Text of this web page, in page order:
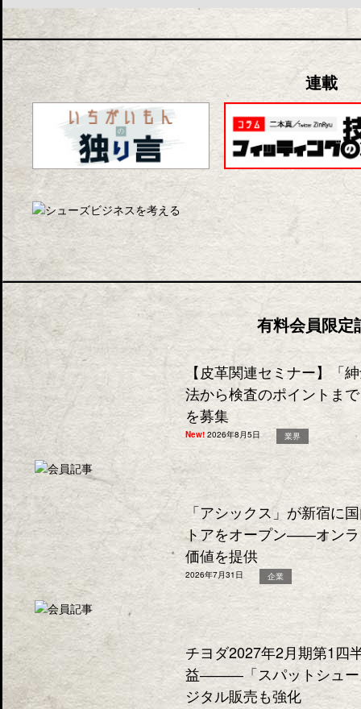
連載
有料会員限定
【皮革関連セミナー】「
法から検査のポイントま
を募集
New!2026年8月5日 業界
「アシックス」が新宿に
トアをオープン――オンラ
価値を提供
2026年7月31日 企業
チヨダ2027年2月期第1四
益―――「スパットシュー
ジタル販売も強化